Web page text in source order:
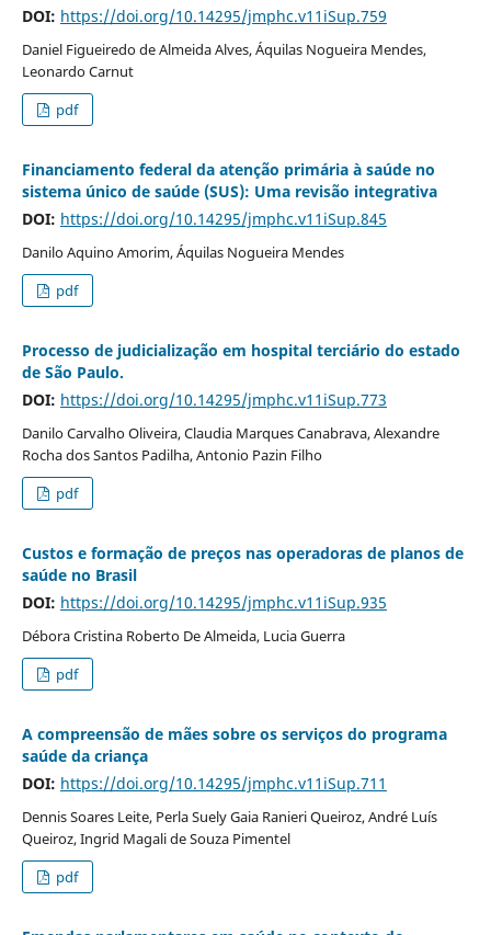
DOI: https://doi.org/10.14295/jmphc.v11iSup.759
Daniel Figueiredo de Almeida Alves, Áquilas Nogueira Mendes,
Leonardo Carnut
pdf
Financiamento federal da atenção primária à saúde no
sistema único de saúde (SUS): Uma revisão integrativa
DOI: https://doi.org/10.14295/jmphc.v11iSup.845
Danilo Aquino Amorim, Áquilas Nogueira Mendes
pdf
Processo de judicialização em hospital terciário do estado
de São Paulo.
DOI: https://doi.org/10.14295/jmphc.v11iSup.773
Danilo Carvalho Oliveira, Claudia Marques Canabrava, Alexandre
Rocha dos Santos Padilha, Antonio Pazin Filho
pdf
Custos e formação de preços nas operadoras de planos de
saúde no Brasil
DOI: https://doi.org/10.14295/jmphc.v11iSup.935
Débora Cristina Roberto De Almeida, Lucia Guerra
pdf
A compreensão de mães sobre os serviços do programa
saúde da criança
DOI: https://doi.org/10.14295/jmphc.v11iSup.711
Dennis Soares Leite, Perla Suely Gaia Ranieri Queiroz, André Luís
Queiroz, Ingrid Magali de Souza Pimentel
pdf